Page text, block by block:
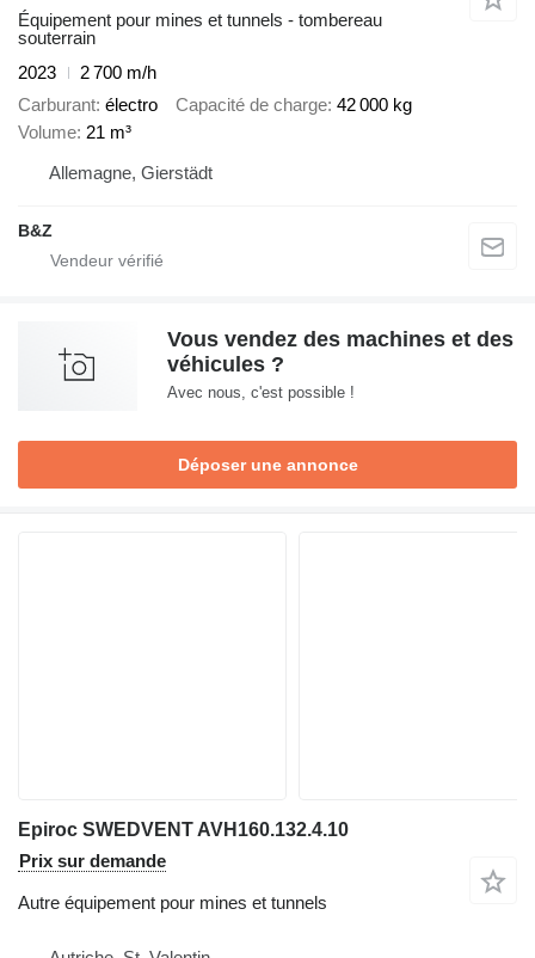
Équipement pour mines et tunnels - tombereau
souterrain
2023
2 700 m/h
Carburant électro Capacité de charge 42 000 kg
Volume 21 m³
Allemagne, Gierstädt
B&Z
Vous vendez des machines et des
véhicules ?
Avec nous, c'est possible !
Déposer une annonce
Epiroc SWEDVENT AVH160.132.4.10
Prix sur demande
Autre équipement pour mines et tunnels